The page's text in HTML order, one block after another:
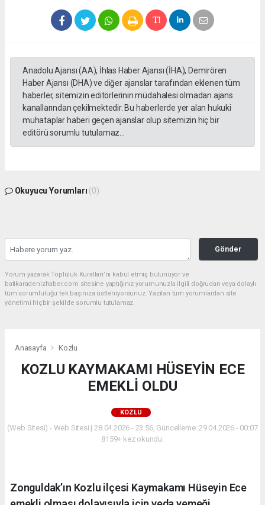
Anadolu Ajansı (AA), İhlas Haber Ajansı (İHA), Demirören
Haber Ajansı (DHA) ve diğer ajanslar tarafından eklenen tüm
haberler, sitemizin editörlerinin müdahalesi olmadan ajans
kanallarından çekilmektedir. Bu haberlerde yer alan hukuki
muhataplar haberi geçen ajanslar olup sitemizin hiç bir
editörü sorumlu tutulamaz...
Okuyucu Yorumları (0)
Gönder
Yorum yazarak Topluluk Kuralları’nı kabul etmiş bulunuyor ve
batikaradenizhaber.com sitesine yaptığınız yorumunuzla ilgili doğrudan veya dolaylı
tüm sorumluluğu tek başınıza üstleniyorsunuz. Yazılan tüm yorumlardan site
yönetimi hiçbir şekilde sorumlu tutulamaz.
Anasayfa Kozlu
KOZLU KAYMAKAMI HÜSEYİN ECE
EMEKLİ OLDU
KOZLU
(Web Sitesi) - Web Sitesi | 28.04.2026 - 23:56, Güncelleme: 29.04.2026 - 00:07
8159+ kez okundu.
Zonguldak’ın Kozlu ilçesi Kaymakamı Hüseyin Ece